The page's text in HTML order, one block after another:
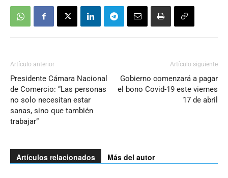
Artículo anterior
Presidente Cámara Nacional
de Comercio: “Las personas
no solo necesitan estar
sanas, sino que también
trabajar”
Artículo siguiente
Gobierno comenzará a pagar
el bono Covid-19 este viernes
17 de abril
Artículos relacionados Más del autor